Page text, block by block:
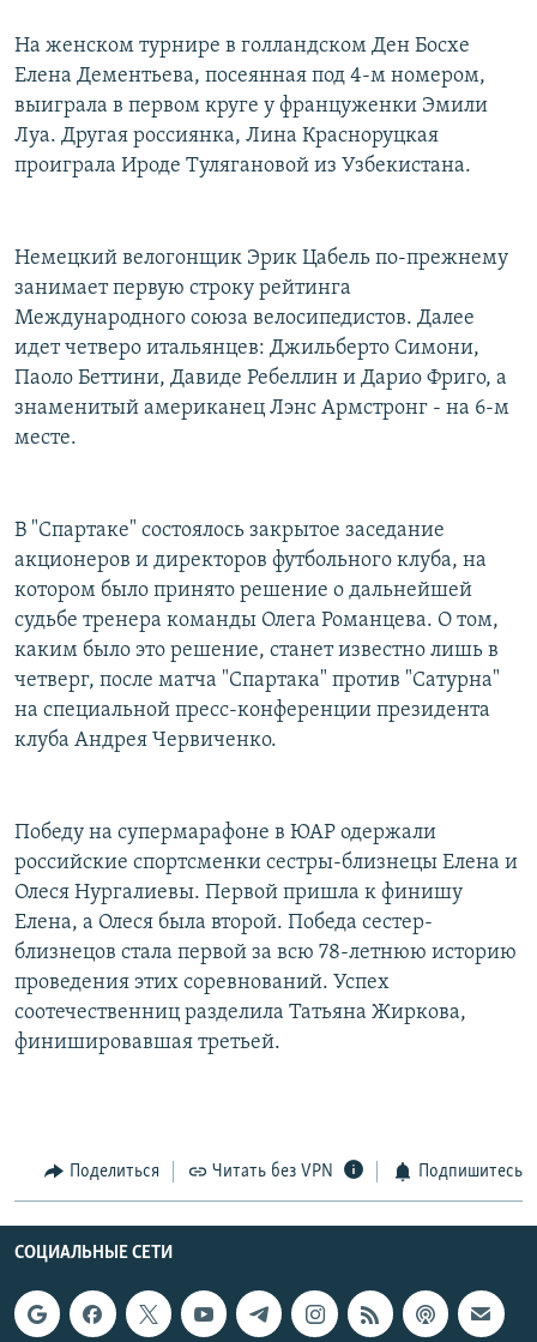
На женском турнире в голландском Ден Босхе
Елена Дементьева, посеянная под 4-м номером,
выиграла в первом круге у француженки Эмили
Луа. Другая россиянка, Лина Красноруцкая
проиграла Ироде Тулягановой из Узбекистана.
Немецкий велогонщик Эрик Цабель по-прежнему
занимает первую строку рейтинга
Международного союза велосипедистов. Далее
идет четверо итальянцев: Джильберто Симони,
Паоло Беттини, Давиде Ребеллин и Дарио Фриго, а
знаменитый американец Лэнс Армстронг - на 6-м
месте.
В "Спартаке" состоялось закрытое заседание
акционеров и директоров футбольного клуба, на
котором было принято решение о дальнейшей
судьбе тренера команды Олега Романцева. О том,
каким было это решение, станет известно лишь в
четверг, после матча "Спартака" против "Сатурна"
на специальной пресс-конференции президента
клуба Андрея Червиченко.
Победу на супермарафоне в ЮАР одержали
российские спортсменки сестры-близнецы Елена и
Олеся Нургалиевы. Первой пришла к финишу
Елена, а Олеся была второй. Победа сестер-
близнецов стала первой за всю 78-летнюю историю
проведения этих соревнований. Успех
соотечественниц разделила Татьяна Жиркова,
финишировавшая третьей.
Поделиться Читать без VPN Подпишитесь
СОЦИАЛЬНЫЕ СЕТИ